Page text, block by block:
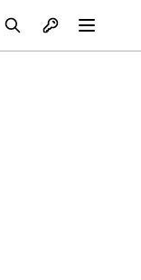
Otvori profil